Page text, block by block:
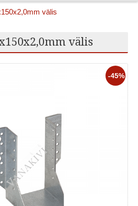
välis
välis
-45%